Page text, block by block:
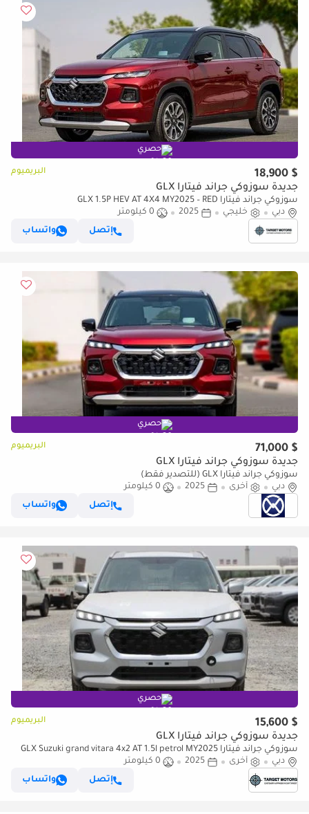
حصري
$ 18,900 البريميوم
جديدة سوزوكي جراند فيتارا GLX
سوزوكي جراند فيتارا GLX 1.5P HEV AT 4X4 MY2025 – RED
دبي
خليجي 2025
0 كيلومتر
إتصل
واتساب
حصري
$ 71,000 البريميوم
جديدة سوزوكي جراند فيتارا GLX
سوزوكي جراند فيتارا GLX (للتصدير فقط)
دبي
أخرى 2025
0 كيلومتر
إتصل
واتساب
حصري
$ 15,600 البريميوم
جديدة سوزوكي جراند فيتارا GLX
سوزوكي جراند فيتارا GLX Suzuki grand vitara 4x2 AT 1.5l petrol MY2025
دبي
أخرى 2025
0 كيلومتر
إتصل
واتساب